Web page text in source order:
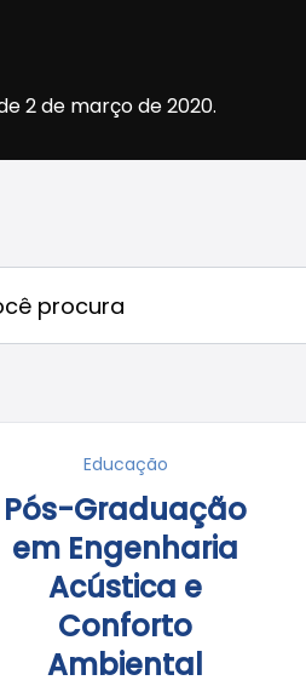
2 de março de 2020.
Educação
Pós-Graduação
em Engenharia
Acústica e
Conforto
Ambiental